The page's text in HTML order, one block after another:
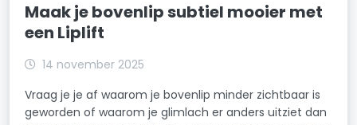
Maak je bovenlip subtiel mooier met
een Liplift
14 november 2025
Vraag je je af waarom je bovenlip minder zichtbaar is
geworden of waarom je glimlach er anders uitziet dan